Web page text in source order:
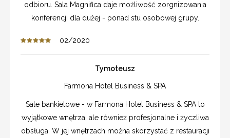
odbioru. Sala Magnifica daje możliwość zorgnizowania
konferencji dla dużej - ponad stu osobowej grupy.
02/2020
Tymoteusz
Farmona Hotel Business & SPA
Sale bankietowe - w Farmona Hotel Business & SPA to
wyjątkowe wnętrza, ale również profesjonalne i życzliwa
obsługa. W jej wnętrzach można skorzystać z restauracji